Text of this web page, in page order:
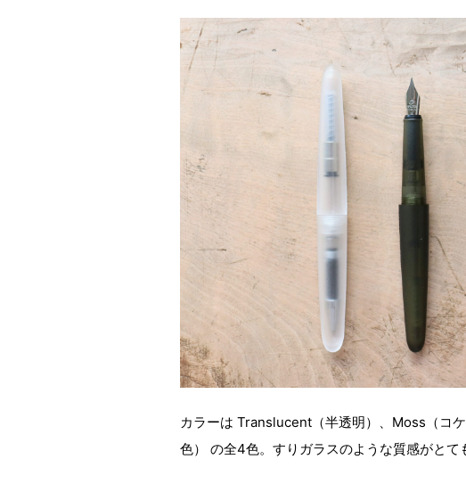
カラーは Translucent（半透明）、Moss（コ
色） の全4色。すりガラスのような質感がとて